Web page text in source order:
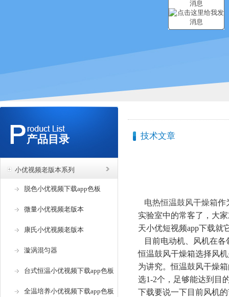
产品目录
小优视频老版本系列
脱色小优视频下载app色板
微量小优视频老版本
康氏小优视频老版本
漩涡混匀器
台式恒温小优视频下载app色板
全温培养小优视频下载app色板
技术文章
电热恒温鼓风干燥箱作
实验室中的常客了，大
天小优短视频app下载就它
目前电动机、风机
恒温鼓风干燥箱选择风机
为讲究。恒温鼓风干燥箱
选1-2个，足够能达到目
下载要说一下目前风机的节